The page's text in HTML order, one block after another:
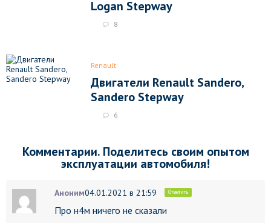
Logan Stepway
8
Renault
Двигатели Renault Sandero,
Sandero Stepway
6
Комментарии. Поделитесь своим опытом
эксплуатации автомобиля!
Аноним04.01.2021 в 21:59 Ответить
Про н4м ничего не сказали